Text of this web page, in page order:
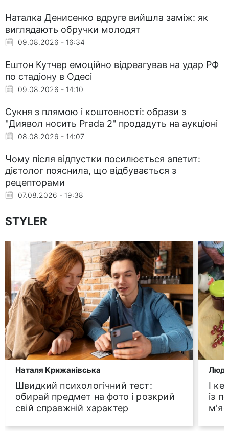
Наталка Денисенко вдруге вийшла заміж: як
виглядають обручки молодят
09.08.2026 - 16:34
Ештон Кутчер емоційно відреагував на удар РФ
по стадіону в Одесі
09.08.2026 - 14:10
Сукня з плямою і коштовності: образи з
"Диявол носить Prada 2" продадуть на аукціоні
08.08.2026 - 14:07
Чому після відпустки посилюється апетит:
дієтолог пояснила, що відбувається з
рецепторами
07.08.2026 - 19:38
STYLER
Наталя Крижанівська
Швидкий психологічний тест:
обирай предмет на фото і розкрий
свій справжній характер
І
із